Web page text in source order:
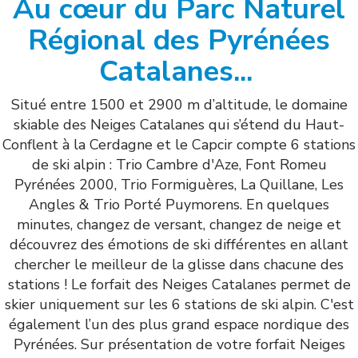
Au cœur du Parc Naturel
Régional des Pyrénées
Catalanes...
Situé entre 1500 et 2900 m d’altitude, le domaine
skiable des Neiges Catalanes qui s’étend du Haut-
Conflent à la Cerdagne et le Capcir compte 6 stations
de ski alpin : Trio Cambre d'Aze, Font Romeu
Pyrénées 2000, Trio Formiguères, La Quillane, Les
Angles & Trio Porté Puymorens. En quelques
minutes, changez de versant, changez de neige et
découvrez des émotions de ski différentes en allant
chercher le meilleur de la glisse dans chacune des
stations ! Le forfait des Neiges Catalanes permet de
skier uniquement sur les 6 stations de ski alpin. C'est
également l’un des plus grand espace nordique des
Pyrénées. Sur présentation de votre forfait Neiges